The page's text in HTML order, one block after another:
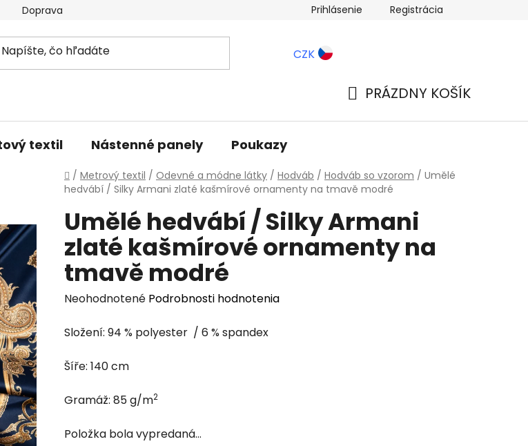
Doprava a platba Blog
Prihlásenie Registrácia
CZK
PRÁZDNY KOŠÍK
textil Nástenné panely Poukazy
Domov
/ Metrový textil / Odevné a módne látky / Hodváb / Hodváb so vzorom / Umělé
hedvábí / Silky Armani zlaté kašmírové ornamenty na tmavě modré
Umělé hedvábí / Silky Armani
zlaté kašmírové ornamenty na
tmavě modré
Priemerné
produktu
0,0
hviezdičiek.
Neohodnotené Podrobnosti hodnotenia
Složení: 94 % polyester / 6 % spandex
Šíře: 140 cm
Gramáž: 85g/m2
Položka bola vypredaná…